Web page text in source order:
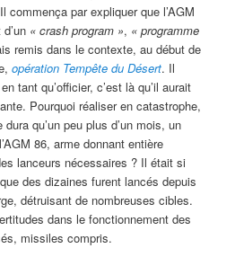
par expliquer que l’AGM
«crash program », «programme
remis dans le contexte, au début de
opération Tempête du Désert. Il
tant qu’officier, c’est là qu’il aurait
Pourquoi réaliser en catastrophe,
qu’un peu plus d’un mois, un
86, arme donnant entière
lanceurs nécessaires ? Il était si
des dizaines furent lancés depuis
détruisant de nombreuses cibles.
dans le fonctionnement des
missiles compris.